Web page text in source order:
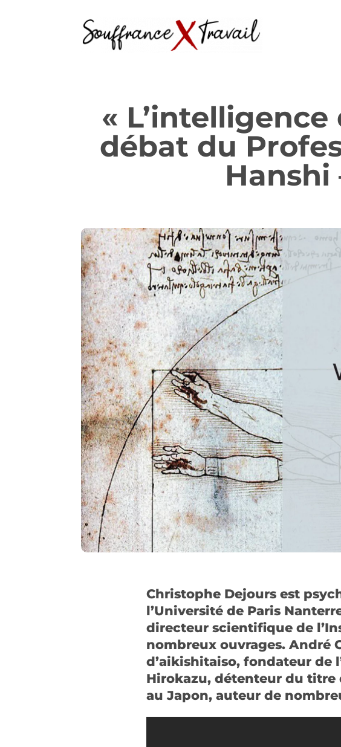
«
débat du
Hanshi
Christophe Dejours est
l’Université de Paris
directeur scientifique de
nombreux ouvrages. André
d’aikishitaiso, fondateur de
Hirokazu, détenteur du titre
au Japon, auteur de